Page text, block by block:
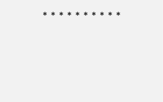
＊＊＊＊＊＊＊＊＊＊